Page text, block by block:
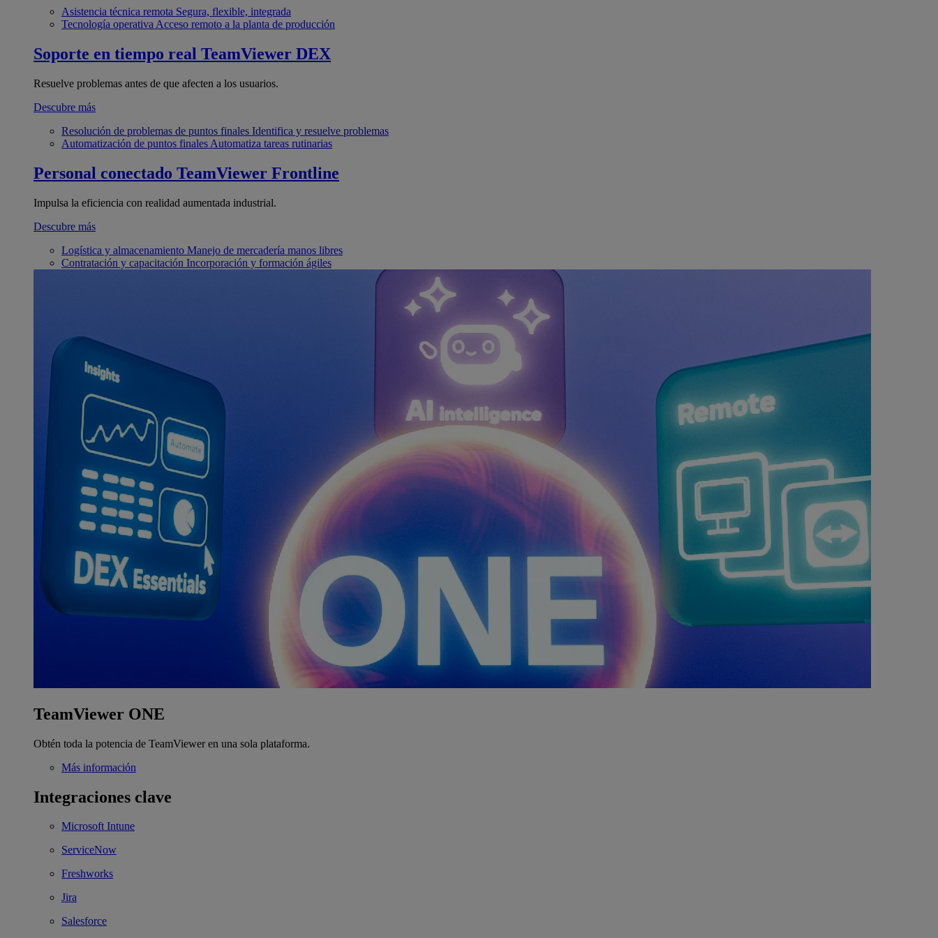
Asistencia técnica remota Segura, flexible, integrada
Tecnología operativa Acceso remoto a la planta de producción
Soporte en tiempo real TeamViewer DEX
Resuelve problemas antes de que afecten a los usuarios.
Descubre más
Resolución de problemas de puntos finales Identifica y resuelve problemas
Automatización de puntos finales Automatiza tareas rutinarias
Personal conectado TeamViewer Frontline
Impulsa la eficiencia con realidad aumentada industrial.
Descubre más
Logística y almacenamiento Manejo de mercadería manos libres
Contratación y capacitación Incorporación y formación ágiles
TeamViewer ONE
Obtén toda la potencia de TeamViewer en una sola plataforma.
Más información
Integraciones clave
Microsoft Intune
ServiceNow
Freshworks
Jira
Salesforce